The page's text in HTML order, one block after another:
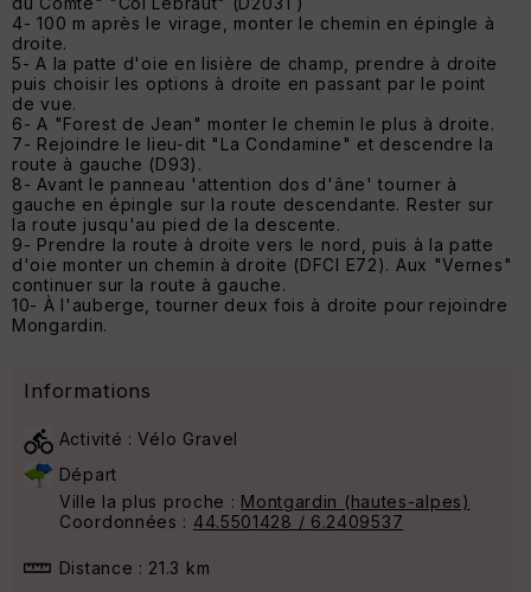
4- 100 m après le virage, monter le chemin en épingle à
droite.
5- A la patte d'oie en lisière de champ, prendre à droite
puis choisir les options à droite en passant par le point
de vue.
6- A "Forest de Jean" monter le chemin le plus à droite.
7- Rejoindre le lieu-dit "La Condamine" et descendre la
route à gauche (D93).
8- Avant le panneau 'attention dos d'âne' tourner à
gauche en épingle sur la route descendante. Rester sur
la route jusqu'au pied de la descente.
9- Prendre la route à droite vers le nord, puis à la patte
d'oie monter un chemin à droite (DFCI E72). Aux "Vernes"
continuer sur la route à gauche.
10- À l'auberge, tourner deux fois à droite pour rejoindre
Mongardin.
Informations
Activité : Vélo Gravel
Départ
Ville la plus proche : Montgardin (hautes-alpes)
Coordonnées : 44.5501428 / 6.2409537
Distance : 21.3 km